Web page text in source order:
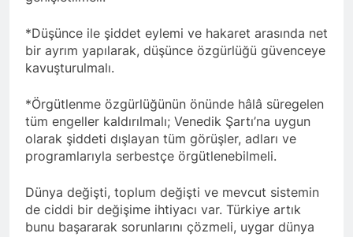
Kürdistan’ın Özgürlüğüyle
Sarılabilir
Abdi’nin imzaladığı
anlaşma, Kürtlerin kolektif
haklarını içermiyor.
1 Yıl Ago
Kadınlar gününü kutladı
1 Yıl Ago
HAK-PAR Fransa Konferansı
Başarıyla Sonuçlandı
Düzgün KAPLAN; ‘PKK’ nin
feshi en başta Kürt halkının
1 Yıl Ago
Eşitlik ve özgürlük
mücadelesi veren tüm
kadınları selamlıyoruz
Bugün 8 Mart Dünya
1 Yıl Ago
İZMİR’DE HAK.PAR, PSK
*Düşünce ile şiddet eylemi ve hakaret arasında net
bir ayrım yapılarak, düşünce özgürlüğü güvenceye
kavuşturulmalı.
*Örgütlenme özgürlüğünün önünde hâlâ süregelen
tüm engeller kaldırılmalı; Venedik Şartı’na uygun
olarak şiddeti dışlayan tüm görüşler, adları ve
programlarıyla serbestçe örgütlenebilmeli.
Dünya değişti, toplum değişti ve mevcut sistemin
de ciddi bir değişime ihtiyacı var. Türkiye artık
bunu başararak sorunlarını çözmeli, uygar dünya